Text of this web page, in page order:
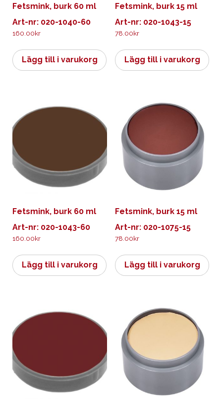
Fetsmink, burk 60 ml
Art-nr: 020-1040-60
160.00kr
Lägg till i varukorg
Fetsmink, burk 15 ml
Art-nr: 020-1043-15
78.00kr
Lägg till i varukorg
Fetsmink, burk 60 ml
Art-nr: 020-1043-60
160.00kr
Lägg till i varukorg
Fetsmink, burk 15 ml
Art-nr: 020-1075-15
78.00kr
Lägg till i varukorg